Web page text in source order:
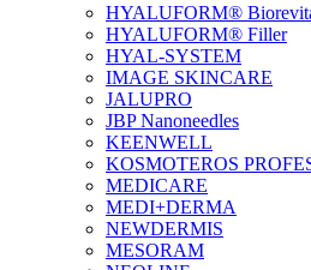
HYALUFORM®
HYALUFORM® Filler
HYAL-SYSTEM
IMAGE SKINCARE
JALUPRO
JBP Nanoneedles
KEENWELL
KOSMOTEROS
MEDICARE
MEDI+DERMA
NEWDERMIS
MESORAM